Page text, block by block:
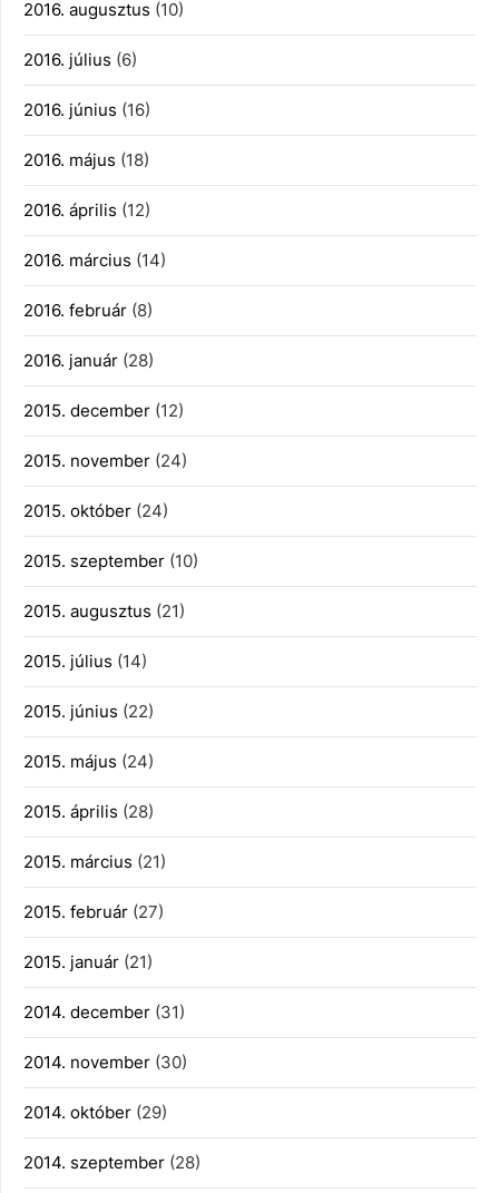
2016. augusztus (10)
2016. július (6)
2016. június (16)
2016. május (18)
2016. április (12)
2016. március (14)
2016. február (8)
2016. január (28)
2015. december (12)
2015. november (24)
2015. október (24)
2015. szeptember (10)
2015. augusztus (21)
2015. július (14)
2015. június (22)
2015. május (24)
2015. április (28)
2015. március (21)
2015. február (27)
2015. január (21)
2014. december (31)
2014. november (30)
2014. október (29)
2014. szeptember (28)